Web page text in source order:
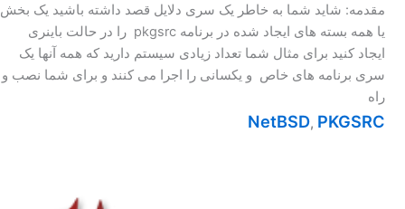
مقدمه: شاید شما به خاطر یک سری دلایل قصد داشته باشید یک بخش
یا همه بسته های ایجاد شده در برنامه pkgsrc را در حالت باینری
ایجاد کنید برای مثال شما تعداد زیادی سیستم دارید که همه آنها یک
سری برنامه های خاص و یکسانی را اجرا می کنند و برای شما نصب و
راه
NetBSD, PKGSRC